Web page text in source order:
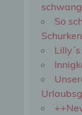
So